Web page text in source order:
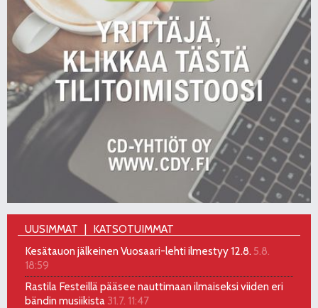
UUSIMMAT
KATSOTUIMMAT
Kesätauon jälkeinen Vuosaari-lehti ilmestyy 12.8. 5.8.
18:59
Rastila Festeillä pääsee nauttimaan ilmaiseksi viiden eri
bändin musiikista 31.7. 11:47